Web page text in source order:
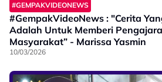
#GEMPAKVIDEONEWS
#GempakVideoNews : "Cerita
Adalah Untuk Memberi
Masyarakat” - Marissa Yasmin
10/03/2026